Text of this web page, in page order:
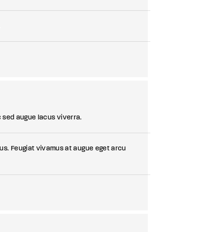
augue lacus viverra.
Feugiat vivamus at augue eget arcu